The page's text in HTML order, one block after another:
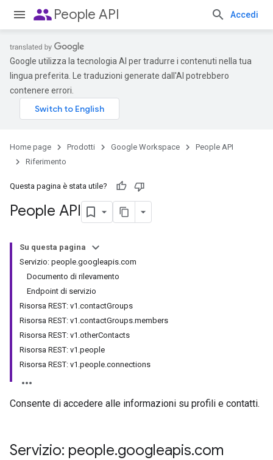
peoplePeople API Accedi
Google utilizza la tecnologia AI per tradurre i contenuti nella tua
lingua preferita. Le traduzioni generate dall'AI potrebbero
contenere errori.
Home page Prodotti Google Workspace
People API
Riferimento
Questa pagina è stata utile?
People API
Su questa pagina
Servizio: people.googleapis.com
Documento di rilevamento
Endpoint di servizio
Risorsa REST: v1.contactGroups
Risorsa REST: v1.contactGroups.members
Risorsa REST: v1.otherContacts
Risorsa REST: v1.people
Risorsa REST: v1.people.connections
Consente di accedere alle informazioni su profili e contatti.
Servizio: people.googleapis.com